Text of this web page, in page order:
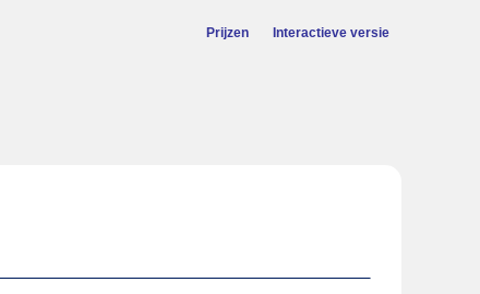
Prijzen Interactieve versie